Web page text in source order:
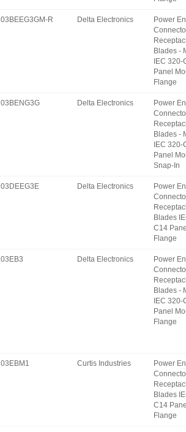
03BEEG3GM-R Delta Electronics
Power
Blades -
IEC 320-
Panel
Flange
03BENG3G Delta Electronics
Power
Blades -
IEC 320-
Panel
Snap-In
03DEEG3E Delta Electronics
Power
Blades
C14
Flange
03EB3 Delta Electronics
Power
Blades -
IEC 320-
Panel
Flange
03EBM1 Curtis Industries
Power
Blades
C14
Flange